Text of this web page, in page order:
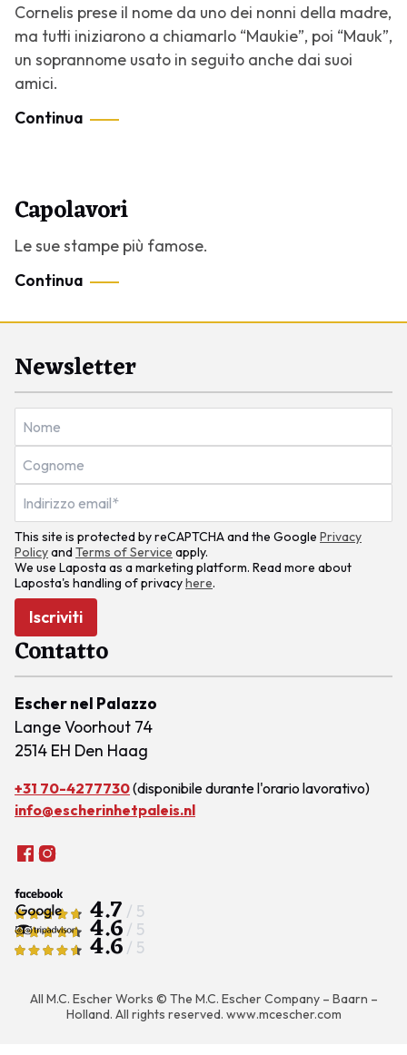
Cornelis prese il nome da uno dei nonni della madre,
ma tutti iniziarono a chiamarlo “Maukie”, poi “Mauk”,
un soprannome usato in seguito anche dai suoi
amici.
Continua
Capolavori
Le sue stampe più famose.
Continua
Newsletter
This site is protected by reCAPTCHA and the Google Privacy
PolicyandTerms of Service apply.
We use Laposta as a marketing platform. Read more about
Laposta's handling of privacyhere.
Iscriviti
Contatto
Escher nel Palazzo
Lange Voorhout 74
2514 EH Den Haag
+31 70-4277730(disponibile durante l'orario lavorativo)
info@escherinhetpaleis.nl
4.7 / 5
4.6 / 5
4.6 / 5
All M.C. Escher Works © The M.C. Escher Company – Baarn –
Holland. All rights reserved. www.mcescher.com